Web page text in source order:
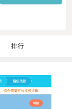
排行